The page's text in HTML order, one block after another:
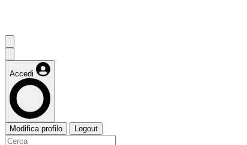
Accedi
Modifica profilo Logout